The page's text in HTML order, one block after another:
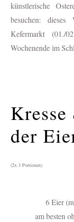
künstlerische
besuchen:
Kefermarkt (01./
Wochenende im
der
(2x 3 Portionen)
6 Eier
am besten